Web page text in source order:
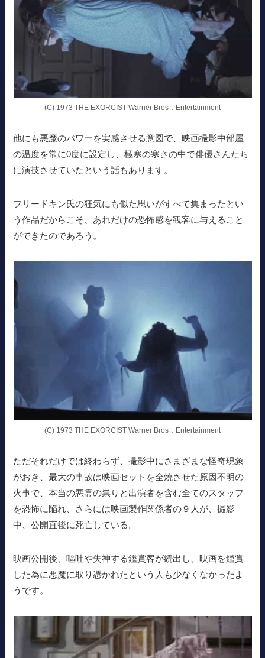
(C) 1973 THE EXORCIST Warner Bros．Entertainment
他にも悪魔のパワーを実感させる意図で、映画撮影中部屋
の温度を常に0度に設定し、極寒の寒さの中で俳優さんたち
に演技させていたという話もあります。
フリードキン氏の狂気にも似た思いがすべて集まったとい
う作品だからこそ、あれだけの恐怖感を観客に与えること
ができたのであろう。
(C) 1973 THE EXORCIST Warner Bros．Entertainment
ただそれだけでは終わらず、撮影中にさまざまな怪奇現象
がおき、最大の事故は映画セットを全焼させた原因不明の
火事で、本当の悪霊の祟りと出演者を含む全てのスタッフ
を恐怖に陥れ、さらには映画製作関係者の９人が、撮影
中、公開直後に死亡している。
映画公開後、嘔吐や失神する鑑賞客が続出し、映画を鑑賞
した為に悪魔に取り憑かれたという人も少なくなかったよ
うです。